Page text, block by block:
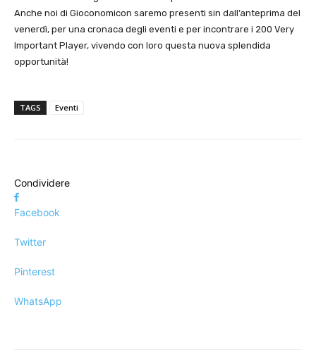
Anche noi di Gioconomicon saremo presenti sin dall’anteprima del
venerdì, per una cronaca degli eventi e per incontrare i 200 Very
Important Player, vivendo con loro questa nuova splendida
opportunità!
TAGS Eventi
Condividere
Facebook
Twitter
Pinterest
WhatsApp